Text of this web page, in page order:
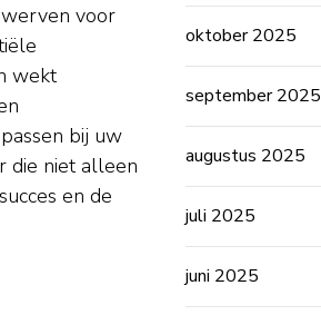
voor
wekt
bij uw
die niet alleen
en de
oktober 2025
september 2025
augustus 2025
juli 2025
juni 2025